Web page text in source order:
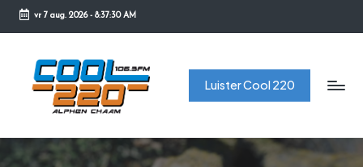
Ga
inhoud
vr 7 aug. 2026- 8:37:30 AM
C
o
l
Luister Cool 220